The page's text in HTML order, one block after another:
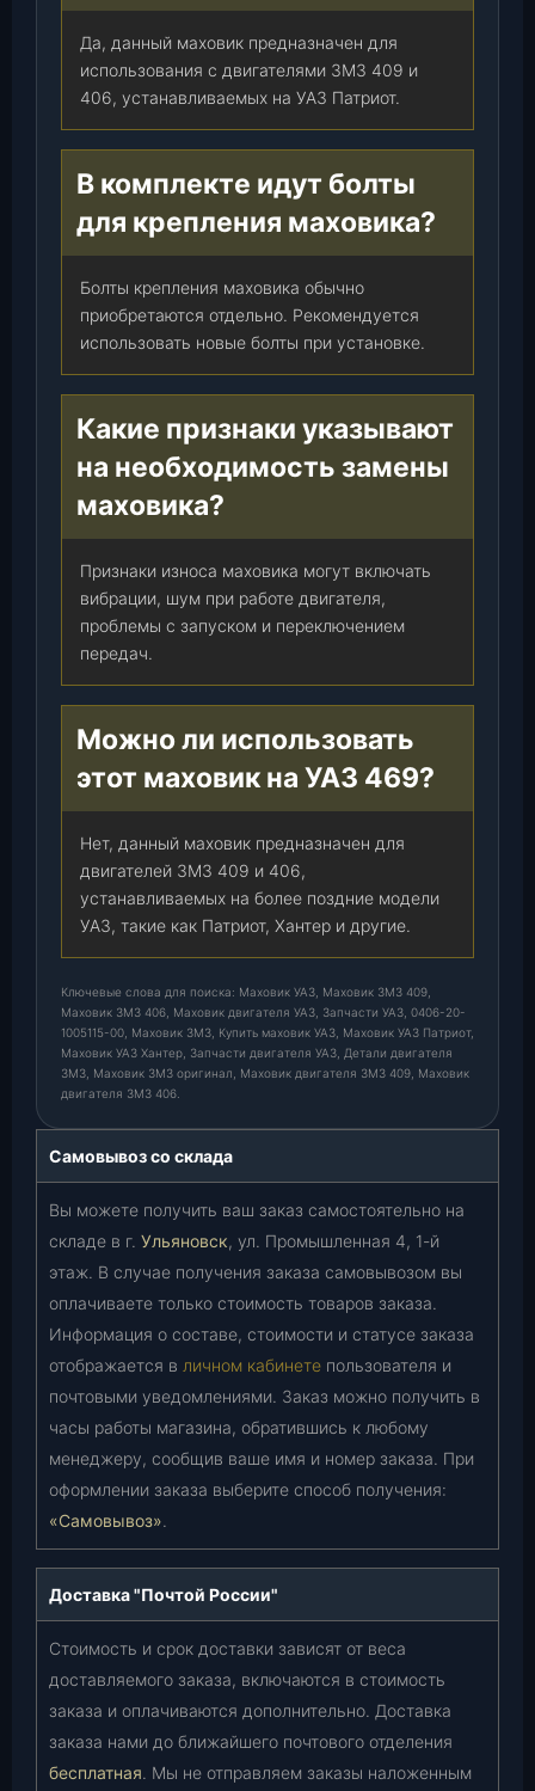
Да, данный маховик предназначен для
использования с двигателями ЗМЗ 409 и
406, устанавливаемых на УАЗ Патриот.
В комплекте идут болты
для крепления маховика?
Болты крепления маховика обычно
приобретаются отдельно. Рекомендуется
использовать новые болты при установке.
Какие признаки указывают
на необходимость замены
маховика?
Признаки износа маховика могут включать
вибрации, шум при работе двигателя,
проблемы с запуском и переключением
передач.
Можно ли использовать
этот маховик на УАЗ 469?
Нет, данный маховик предназначен для
двигателей ЗМЗ 409 и 406,
устанавливаемых на более поздние модели
УАЗ, такие как Патриот, Хантер и другие.
Ключевые слова для поиска: Маховик УАЗ, Маховик ЗМЗ 409,
Маховик ЗМЗ 406, Маховик двигателя УАЗ, Запчасти УАЗ, 0406-20-
1005115-00, Маховик ЗМЗ, Купить маховик УАЗ, Маховик УАЗ Патриот,
Маховик УАЗ Хантер, Запчасти двигателя УАЗ, Детали двигателя
ЗМЗ, Маховик ЗМЗ оригинал, Маховик двигателя ЗМЗ 409, Маховик
двигателя ЗМЗ 406.
Самовывоз со склада
Вы можете получить ваш заказ самостоятельно на
складе в г. Ульяновск, ул. Промышленная 4, 1-й
этаж. В случае получения заказа самовывозом вы
оплачиваете только стоимость товаров заказа.
Информация о составе, стоимости и статусе заказа
отображается в личном кабинете пользователя и
почтовыми уведомлениями. Заказ можно получить в
часы работы магазина, обратившись к любому
менеджеру, сообщив ваше имя и номер заказа. При
оформлении заказа выберите способ получения:
«Самовывоз».
Доставка "Почтой России"
Стоимость и срок доставки зависят от веса
доставляемого заказа, включаются в стоимость
заказа и оплачиваются дополнительно. Доставка
заказа нами до ближайшего почтового отделения
бесплатная. Мы не отправляем заказы наложенным